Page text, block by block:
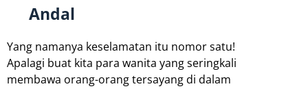
Andal
Yang namanya keselamatan itu nomor satu!
Apalagi buat kita para wanita yang seringkali
membawa orang-orang tersayang di dalam